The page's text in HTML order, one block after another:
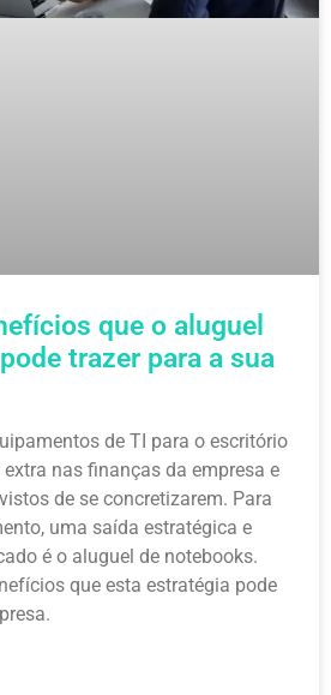
que o aluguel
trazer para a sua
de TI para o escritório
nas finanças da empresa e
de se concretizarem. Para
uma saída estratégica e
é o aluguel de notebooks.
que esta estratégia pode